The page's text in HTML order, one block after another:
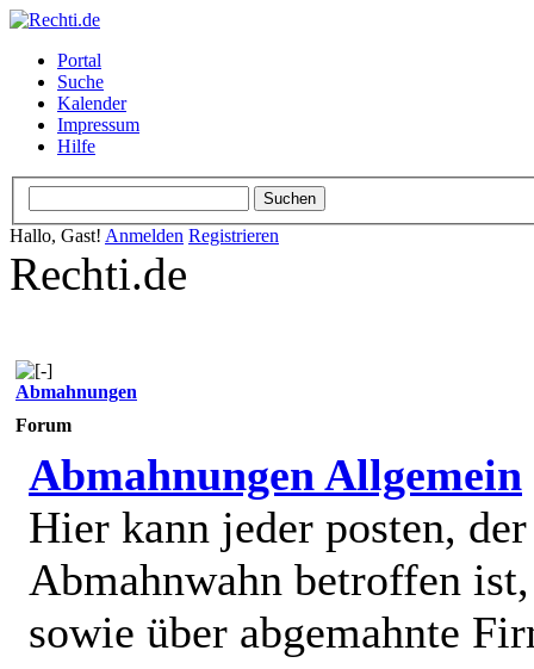
Portal
Suche
Kalender
Impressum
Hilfe
Hallo, Gast! Anmelden Registrieren
Rechti.de
Abmahnungen
Forum
Abmahnungen Allgemein
Hier kann jeder posten,
Abmahnwahn betroffen ist,
sowie über abgemahnte